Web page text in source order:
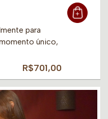
para
único,
R$701,00